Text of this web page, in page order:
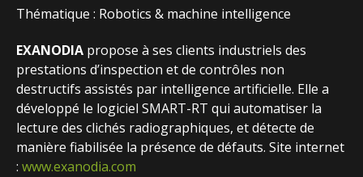
Thématique : Robotics & machine intelligence
EXANODIA propose à ses clients industriels des
prestations d’inspection et de contrôles non
destructifs assistés par intelligence artificielle. Elle a
développé le logiciel SMART-RT qui automatiser la
lecture des clichés radiographiques, et détecte de
manière fiabilisée la présence de défauts. Site internet
: www.exanodia.com